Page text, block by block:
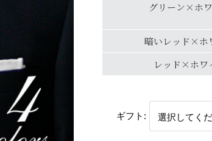
グリーン×ホ
暗いレッド×ホ
レッド×ホワ
ギフト: